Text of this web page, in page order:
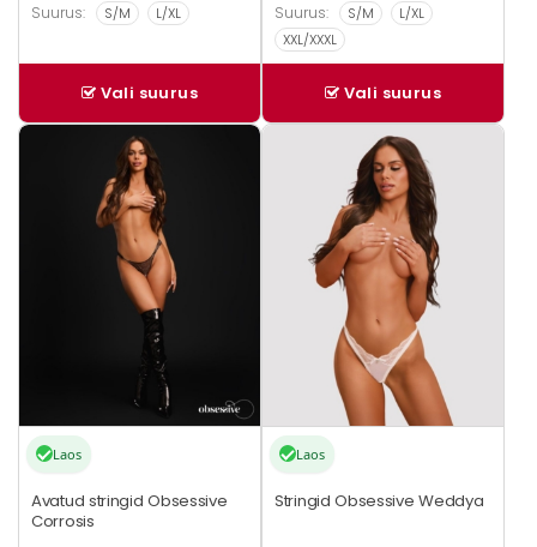
Suurus: S/M L/XL
Vali suurus
Suurus: S/M
L/XL
XXL/XXXL
Vali suurus
Laos
Avatud stringid Obsessive
Corrosis
Sellel
Laos
Stringid Obsessive Weddya
Sellel
Valikuid
tootelehel.